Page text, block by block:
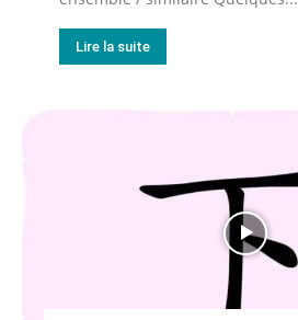
Lire la suite